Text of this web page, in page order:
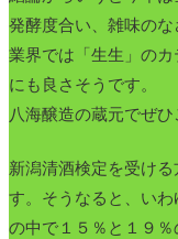
発酵度合い、雑味のな
業界では「生生」の
にも良さそうです。
八海醸造の蔵元でぜひ
新潟清酒検定を受け
す。そうなると、い
の中で１５％と１９